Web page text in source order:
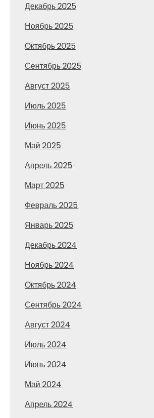
Декабрь 2025
Ноябрь 2025
Октябрь 2025
Сентябрь 2025
Август 2025
Июль 2025
Июнь 2025
Май 2025
Апрель 2025
Март 2025
Февраль 2025
Январь 2025
Декабрь 2024
Ноябрь 2024
Октябрь 2024
Сентябрь 2024
Август 2024
Июль 2024
Июнь 2024
Май 2024
Апрель 2024